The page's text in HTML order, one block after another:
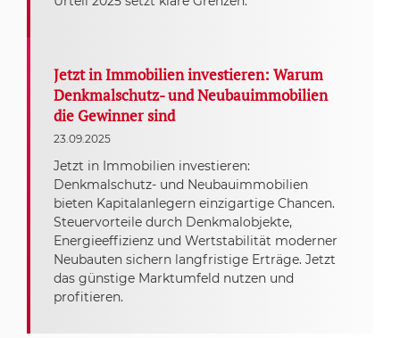
Jetzt in Immobilien investieren: Warum
Denkmalschutz- und Neubauimmobilien
die Gewinner sind
23.09.2025
Jetzt in Immobilien investieren:
Denkmalschutz- und Neubauimmobilien
bieten Kapitalanlegern einzigartige Chancen.
Steuervorteile durch Denkmalobjekte,
Energieeffizienz und Wertstabilität moderner
Neubauten sichern langfristige Erträge. Jetzt
das günstige Marktumfeld nutzen und
profitieren.